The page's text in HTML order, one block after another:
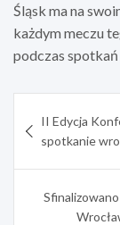
Śląsk ma na
każdym meczu
podczas
wpisu
II Edycja
spotkanie